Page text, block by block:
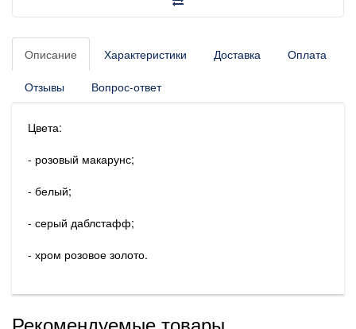
Описание Характеристики Доставка Оплата
Отзывы Вопрос-ответ
Цвета:
- розовый макарунс;
- белый;
- серый даблстафф;
- хром розовое золото.